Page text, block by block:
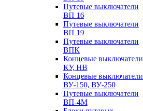
Путевые выключатели
ВП 16
Путевые выключатели
ВП 19
Путевые выключатели
ВПК
Концевые выключатели
КУ, НВ
Концевые выключатели
ВУ-150, ВУ-250
Путевые выключатели
ВП-4М